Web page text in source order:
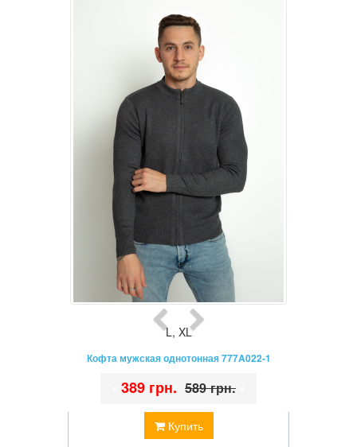
L, XL
Кофта мужская однотонная 777A022-1
Купить
389 грн. 589 грн.